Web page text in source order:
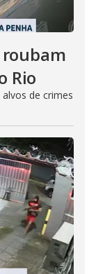
Rio
de crimes